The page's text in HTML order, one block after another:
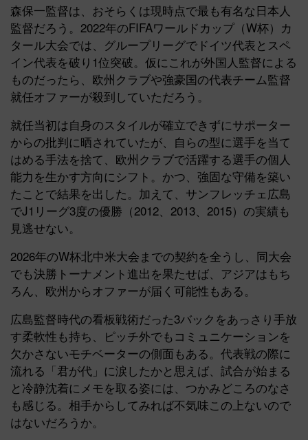
森保一監督は、おそらくは現時点で最も有名な日本人
監督だろう。2022年のFIFAワールドカップ（W杯）カ
タール大会では、グループリーグでドイツ代表とスペ
イン代表を破り1位突破。仮にこれが外国人監督による
ものだったら、欧州クラブや強豪国の代表チーム監督
就任オファーが殺到していただろう。
就任当初は自身のスタイルが確立できずにサポーター
からの批判に晒されていたが、自らの型に選手を当て
はめる手法を捨て、欧州クラブで活躍する選手の個人
能力を生かす方向にシフト。かつ、強固な守備を築い
たことで結果を出した。加えて、サンフレッチェ広島
でJ1リーグ3度の優勝（2012、2013、2015）の実績も
見逃せない。
2026年のW杯北中米大会までの契約を全うし、同大会
でも決勝トーナメント進出を果たせば、アジアはもち
ろん、欧州からオファーが届く可能性もある。
広島監督時代の看板戦術だった3バックをあっさり手放
す柔軟性も持ち、ピッチ外でもコミュニケーションを
欠かさないモチベーターの側面もある。代表戦の際に
流れる「君が代」に涙したかと思えば、試合が始まる
と冷静沈着にメモを取る姿には、つかみどころのなさ
も感じる。相手からしてみれば不気味この上ないので
はないだろうか。